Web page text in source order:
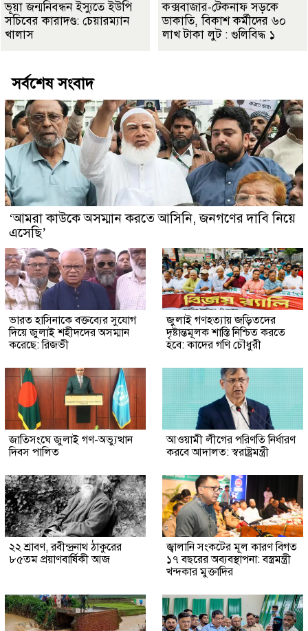
ভূয়া জন্মনিবন্ধন ইস্যুতে ইউপি
সচিবের কারাদণ্ড: চেয়ারম্যান
খালাস
কক্সবাজার-টেকনাফ সড়কে
ডাকাতি, বিকাশ কর্মীদের ৬০
লাখ টাকা লুট : গুলিবিদ্ধ ১
সর্বশেষ সংবাদ
‘আমরা কাউকে অসম্মান করতে আসিনি, জনগণের দাবি নিয়ে
এসেছি’
ভারত হাসিনাকে বক্তব্যের সুযোগ
দিয়ে জুলাই শহীদদের অসম্মান
করেছে: রিজভী
জুলাই গণহত্যায় জড়িতদের
দৃষ্টান্তমূলক শাস্তি নিশ্চিত করতে
হবে: কাদের গণি চৌধুরী
জাতিসংঘে জুলাই গণ-অভ্যুত্থান
দিবস পালিত
আওয়ামী লীগের পরিণতি নির্ধারণ
করবে আদালত: স্বরাষ্ট্রমন্ত্রী
২২ শ্রাবণ, রবীন্দ্রনাথ ঠাকুরের
৮৫তম প্রয়াণবার্ষিকী আজ
জ্বালানি সংকটের মূল কারণ বিগত
১৭ বছরের অব্যবস্থাপনা: বস্ত্রমন্ত্রী
খন্দকার মুক্তাদির